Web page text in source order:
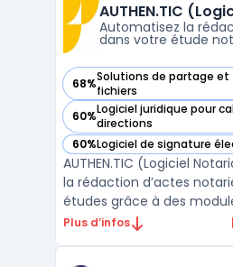
AUTHEN.TIC
Automatisez la
dans votre étude
68%Solutions de partage
fichiers
— voir AUTHEN.TIC (Logiciel
60%Logiciel juridique pour
directions
— voir AUTHEN.TIC (Logiciel
60%Logiciel de signature
— voir AUTHEN.TIC (Logiciel
AUTHEN.TIC (Logiciel
la rédaction d’actes
études grâce à des
intégrant intelligence
Plus d’infos